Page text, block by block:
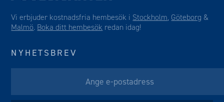
Vi erbjuder kostnadsfria hembesök i Stockholm, Göteborg &
Malmö. Boka ditt hembesök redan idag!
NYHETSBREV